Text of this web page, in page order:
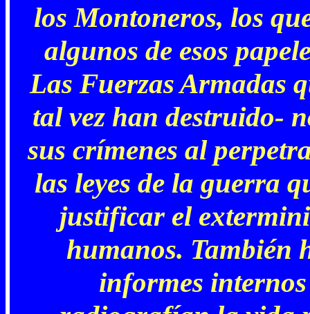
los Montoneros, los
algunos de esos
Las Fuerzas Armadas
tal vez han destruido-
sus crímenes al
las leyes de la guerra
justificar el
humanos. También
informes